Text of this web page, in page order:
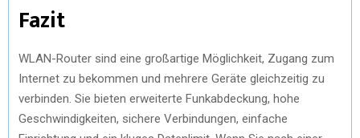
Fazit
WLAN-Router sind eine großartige Möglichkeit, Zugang zum
Internet zu bekommen und mehrere Geräte gleichzeitig zu
verbinden. Sie bieten erweiterte Funkabdeckung, hohe
Geschwindigkeiten, sichere Verbindungen, einfache